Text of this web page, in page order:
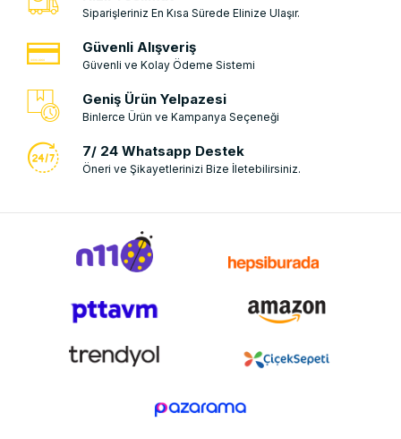
Siparişleriniz En Kısa Sürede Elinize Ulaşır.
Güvenli Alışveriş
Güvenli ve Kolay Ödeme Sistemi
Geniş Ürün Yelpazesi
Binlerce Ürün ve Kampanya Seçeneği
7/ 24 Whatsapp Destek
Öneri ve Şikayetlerinizi Bize İletebilirsiniz.